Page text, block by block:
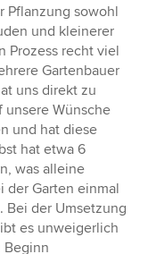
Pflanzung sowohl
und kleinerer
Prozess recht viel
Gartenbauer
uns direkt zu
unsere Wünsche
und hat diese
hat etwa 6
was alleine
der Garten einmal
der Umsetzung
es unweigerlich
Beginn